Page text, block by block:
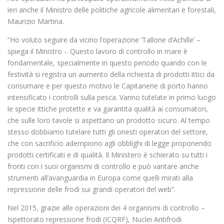
ieri anche il Ministro delle politiche agricole alimentari e forestali,
Maurizio Martina.
“Ho voluto seguire da vicino l’operazione ‘Tallone d’Achille’ –
spiega il Ministro -. Questo lavoro di controllo in mare è
fondamentale, specialmente in questo periodo quando con le
festività si registra un aumento della richiesta di prodotti ittici da
consumare e per questo motivo le Capitanerie di porto hanno
intensificato i controlli sulla pesca. Vanno tutelate in primo luogo
le specie ittiche protette e va garantita qualità ai consumatori,
che sulle loro tavole si aspettano un prodotto sicuro. Al tempo
stesso dobbiamo tutelare tutti gli onesti operatori del settore,
che con sacrificio adempiono agli obblighi di legge proponendo
prodotti certificati e di qualità. Il Ministero è schierato su tutti i
fronti con i suoi organismi di controllo e può vantare anche
strumenti all’avanguardia in Europa come quelli mirati alla
repressione delle frodi sui grandi operatori del web”.
Nel 2015, grazie alle operazioni dei 4 organismi di controllo –
Ispettorato repressione frodi (ICQRF), Nuclei Antifrodi